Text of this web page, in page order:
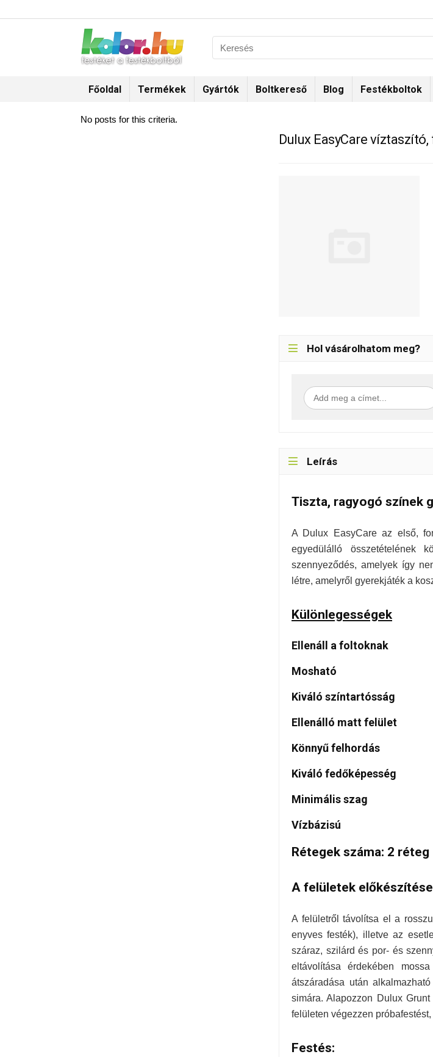
Főoldal Termékek Gyártók Boltkereső Blog Festékboltok
Dulux EasyCare
Hol vásárolhatom meg?
Leírás
Tiszta, ragyogó színek
A Dulux EasyCare az első,
egyedülálló
szennyeződés, amelyek így
létre, amelyről gyerekjáték a
Különlegességek
Ellenáll a foltoknak
Mosható
Kiváló színtartósság
Ellenálló matt felület
Könnyű felhordás
Kiváló fedőképesség
Minimális szag
Vízbázisú
Rétegek száma: 2 réteg
A felületek
A felületről távolítsa el a
enyves festék), illetve az
száraz, szilárd és por- és
eltávolítása érdekében
átszáradása után
simára. Alapozzon Dulux
felületen végezzen
Festés:
No posts for this criteria.